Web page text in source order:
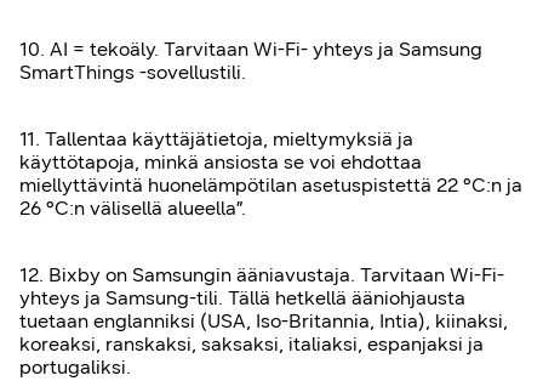
10. AI = tekoäly. Tarvitaan Wi-Fi- yhteys ja Samsung
SmartThings -sovellustili.
11. Tallentaa käyttäjätietoja, mieltymyksiä ja
käyttötapoja, minkä ansiosta se voi ehdottaa
miellyttävintä huonelämpötilan asetuspistettä 22 °C:n ja
26 °C:n välisellä alueella”.
12. Bixby on Samsungin ääniavustaja. Tarvitaan Wi-Fi-
yhteys ja Samsung-tili. Tällä hetkellä ääniohjausta
tuetaan englanniksi (USA, Iso-Britannia, Intia), kiinaksi,
koreaksi, ranskaksi, saksaksi, italiaksi, espanjaksi ja
portugaliksi.